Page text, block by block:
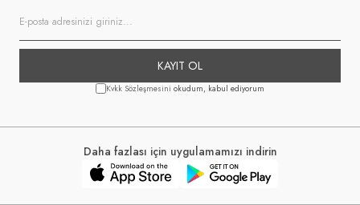
KAYIT OL
Kvkk Sözleşmesini okudum, kabul ediyorum
Daha fazlası için uygulamamızı indirin